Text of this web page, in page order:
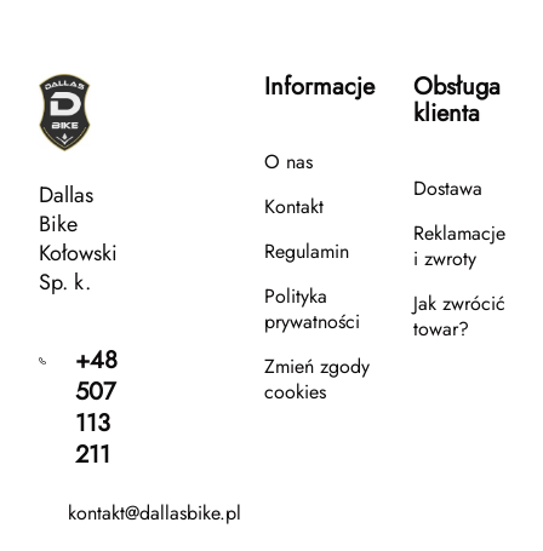
Dallas
Bike
Kołowski
Sp. k.
+48
507
113
211
kontakt@dallasbike.pl
Informacje
O nas
Kontakt
Regulamin
Polityka
prywatności
Zmień zgody
cookies
Obsługa
klienta
Dostawa
Reklamacje
i zwroty
Jak zwrócić
towar?